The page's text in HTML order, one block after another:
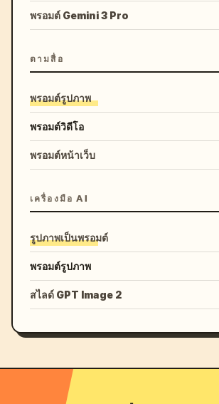
พรอมต์ Gemini 3 Pro
ตามสื่อ
พรอมต์รูปภาพ
พรอมต์วิดีโอ
พรอมต์หน้าเว็บ
เครื่องมือ AI
รูปภาพเป็นพรอมต์
พรอมต์รูปภาพ
สไลด์ GPT Image 2